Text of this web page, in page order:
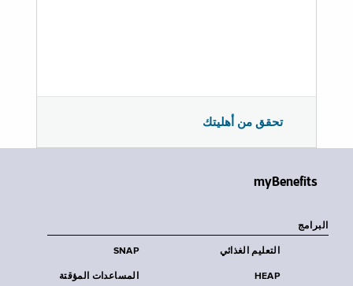
تحقق من أهليتك
myBenefits
البرامج
SNAP التعليم الغذائي
المساعدات المؤقتة HEAP